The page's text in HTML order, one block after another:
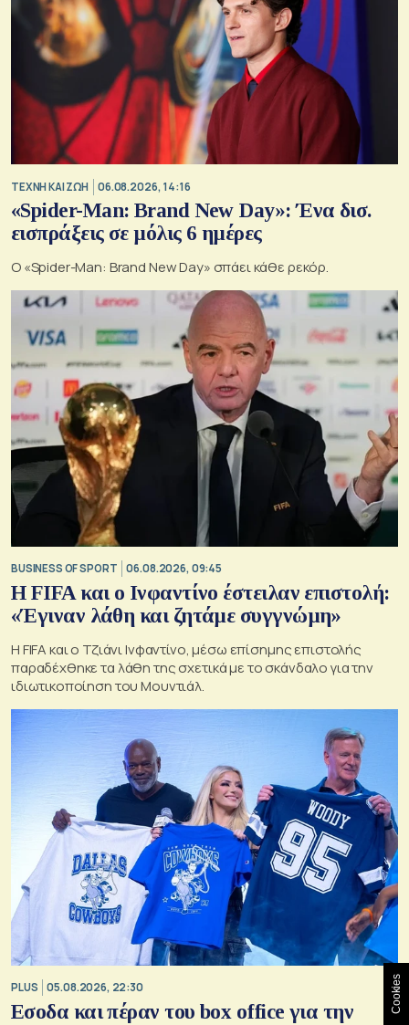
TΕΧΝΗ ΚΑΙ ΖΩΗ 06.08.2026, 14:16
«Spider-Man: Brand New Day»: Ένα δισ.
εισπράξεις σε μόλις 6 ημέρες
Ο «Spider-Man: Brand New Day» σπάει κάθε ρεκόρ.
BUSINESS OF SPORT 06.08.2026, 09:45
Η FIFA και ο Ινφαντίνο έστειλαν επιστολή:
«Έγιναν λάθη και ζητάμε συγγνώμη»
Η FIFA και ο Τζιάνι Ινφαντίνο, μέσω επίσημης επιστολής
παραδέχθηκε τα λάθη της σχετικά με το σκάνδαλο για την
ιδιωτικοποίηση του Μουντιάλ.
PLUS 05.08.2026, 22:30
Εσοδα και πέραν του box office για την
Cookies